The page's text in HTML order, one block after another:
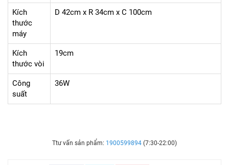
Kích
thước
máy
D 42cm x R 34cm x C 100cm
Kích
thước vòi
19cm
Công
suất
36W
Ttư vấn sản phẩm: 1900599894 (7:30-22:00)